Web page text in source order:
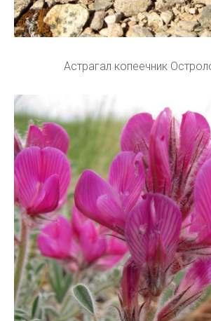
Астрагал копеечник